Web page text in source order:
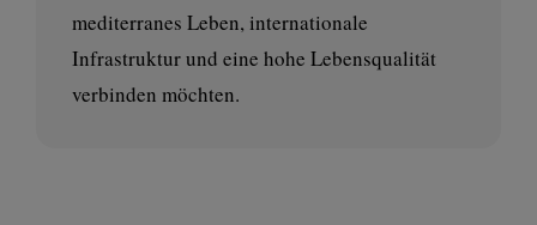
mediterranes Leben, internationale
Infrastruktur und eine hohe Lebensqualität
verbinden möchten.